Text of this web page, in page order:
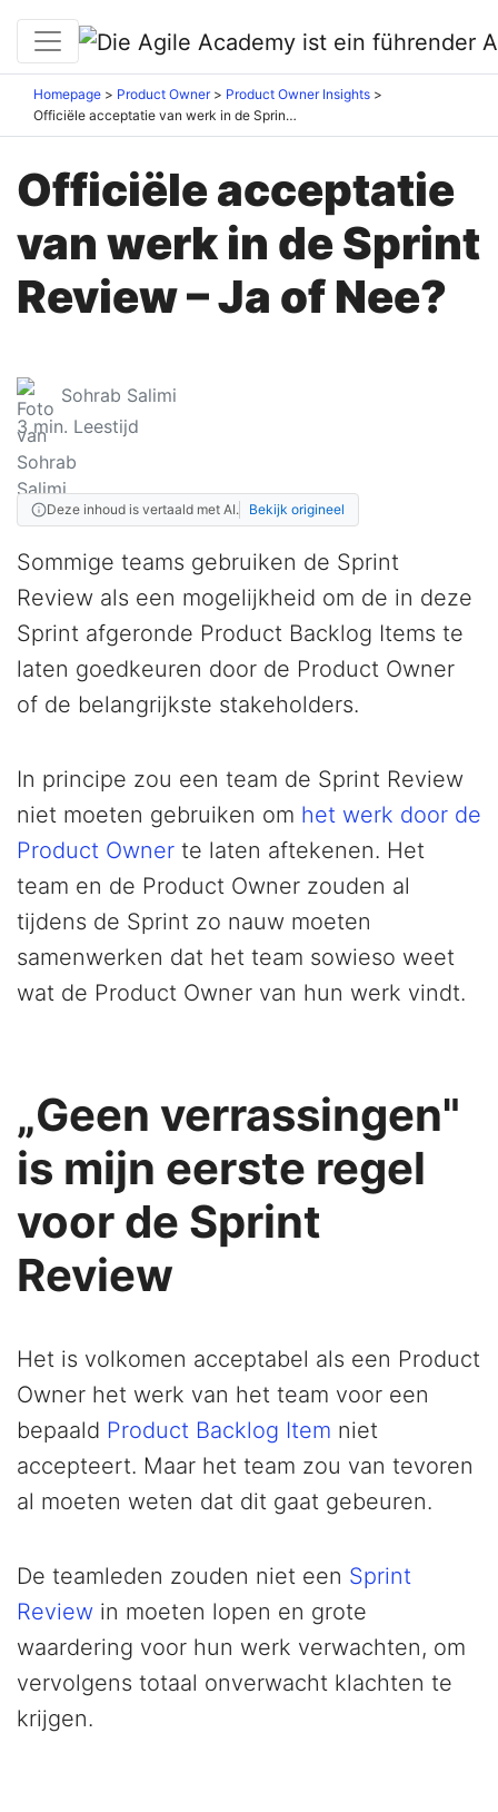
Homepage Product Owner
Product Owner Insights
Officiële acceptatie van werk in de Sprint Review – Ja of Nee?
Officiële acceptatie
van werk in de Sprint
Review – Ja of Nee?
Sohrab Salimi
3min. Leestijd
Deze inhoud is vertaald met AI. Bekijk origineel
Sommige teams gebruiken de Sprint
Review als een mogelijkheid om de in deze
Sprint afgeronde Product Backlog Items te
laten goedkeuren door de Product Owner
of de belangrijkste stakeholders.
In principe zou een team de Sprint Review
niet moeten gebruiken om het werk door de
Product Owner te laten aftekenen. Het
team en de Product Owner zouden al
tijdens de Sprint zo nauw moeten
samenwerken dat het team sowieso weet
wat de Product Owner van hun werk vindt.
„Geen verrassingen"
is mijn eerste regel
voor de Sprint
Review
Het is volkomen acceptabel als een Product
Owner het werk van het team voor een
bepaald Product Backlog Item niet
accepteert. Maar het team zou van tevoren
al moeten weten dat dit gaat gebeuren.
De teamleden zouden niet een Sprint
Review in moeten lopen en grote
waardering voor hun werk verwachten, om
vervolgens totaal onverwacht klachten te
krijgen.